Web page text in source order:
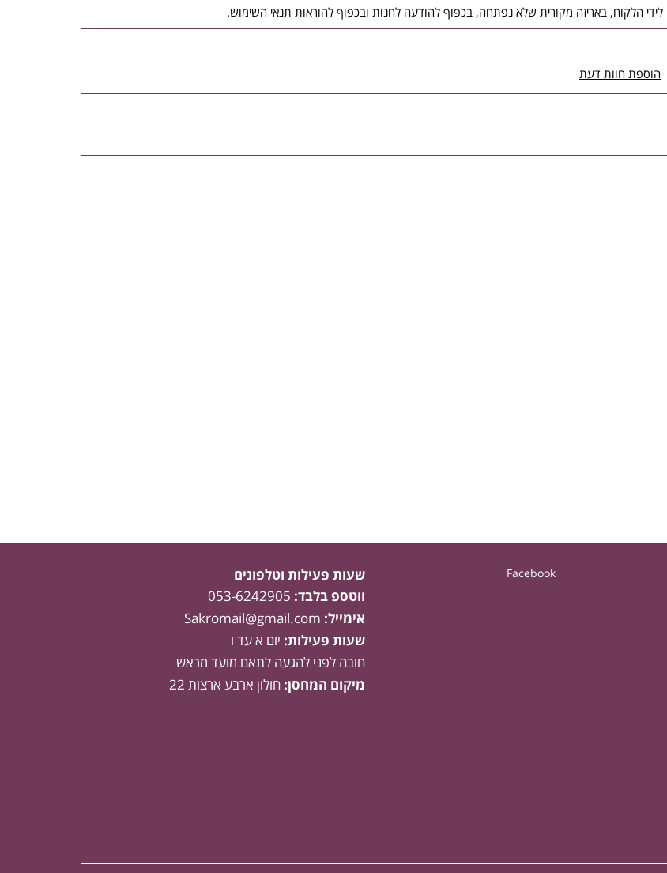
הוספת חוות דעת
Facebook
שעות פעילות וטלפונים
ווטספ בלבד: 053-6242905
אימייל: Sakromail@gmail.com
שעות פעילות: יום א עד ו
חובה לפני להגעה לתאם מועד מראש
מיקום המחסן: חולון ארבע ארצות 22